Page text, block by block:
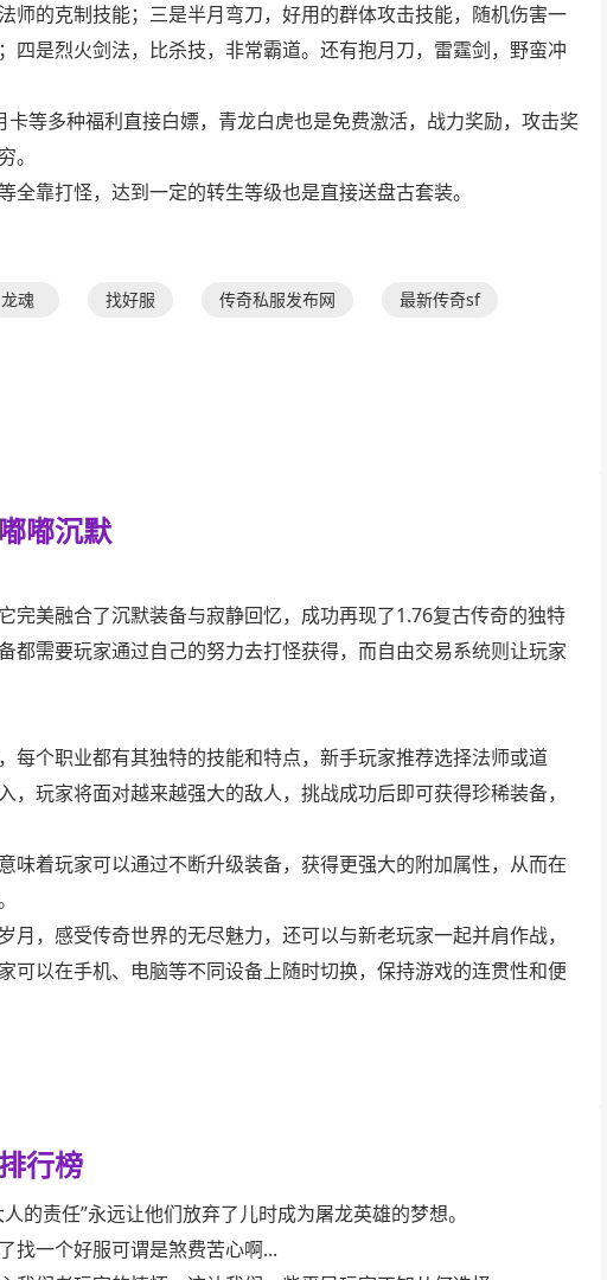
师的克制技能；三是半月弯刀，好用的群体攻击技能，随机伤害一
四是烈火剑法，比杀技，非常霸道。还有抱月刀，雷霆剑，野蛮冲
等多种福利直接白嫖，青龙白虎也是免费激活，战力奖励，攻击奖
。
靠打怪，达到一定的转生等级也是直接送盘古套装。
龙魂 找好服 传奇私服发布网
最新传奇sf
嘟沉默
完美融合了沉默装备与寂静回忆，成功再现了1.76复古传奇的独特
都需要玩家通过自己的努力去打怪获得，而自由交易系统则让玩家
每个职业都有其独特的技能和特点，新手玩家推荐选择法师或道
玩家将面对越来越强大的敌人，挑战成功后即可获得珍稀装备，
味着玩家可以通过不断升级装备，获得更强大的附加属性，从而在
，感受传奇世界的无尽魅力，还可以与新老玩家一起并肩作战，
可以在手机、电脑等不同设备上随时切换，保持游戏的连贯性和便
行榜
的责任”永远让他们放弃了儿时成为屠龙英雄的梦想。
找一个好服可谓是煞费苦心啊...